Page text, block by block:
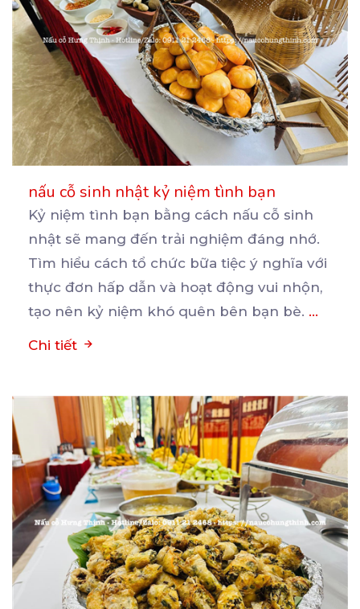
nấu cỗ sinh nhật kỷ niệm tình bạn
Kỷ niệm tình bạn bằng cách nấu cỗ sinh
nhật sẽ mang đến trải nghiệm đáng nhớ.
Tìm hiểu cách tổ chức bữa tiệc ý nghĩa với
thực đơn hấp dẫn và hoạt động vui nhộn,
tạo nên kỷ niệm khó quên bên bạn bè. ...
Chi tiết